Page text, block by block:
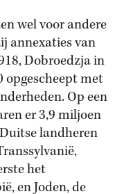
wel voor andere
annexaties van
Dobroedzja in
opgescheept met
Op een
er 3,9 miljoen
landheren
het
en Joden, de